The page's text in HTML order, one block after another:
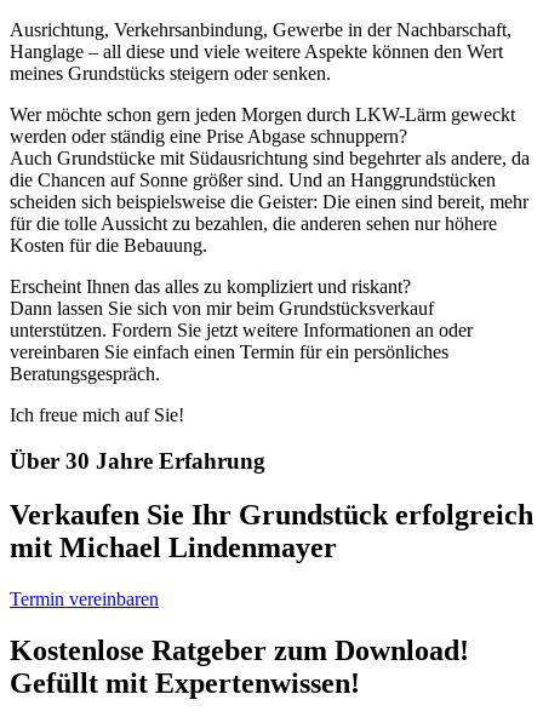
Ausrichtung, Verkehrsanbindung, Gewerbe in der Nachbarschaft,
Hanglage – all diese und viele weitere Aspekte können den Wert
meines Grundstücks steigern oder senken.
Wer möchte schon gern jeden Morgen durch LKW-Lärm geweckt
werden oder ständig eine Prise Abgase schnuppern?
Auch Grundstücke mit Südausrichtung sind begehrter als andere, da
die Chancen auf Sonne größer sind. Und an Hanggrundstücken
scheiden sich beispielsweise die Geister: Die einen sind bereit, mehr
für die tolle Aussicht zu bezahlen, die anderen sehen nur höhere
Kosten für die Bebauung.
Erscheint Ihnen das alles zu kompliziert und riskant?
Dann lassen Sie sich von mir beim Grundstücksverkauf
unterstützen. Fordern Sie jetzt weitere Informationen an oder
vereinbaren Sie einfach einen Termin für ein persönliches
Beratungsgespräch.
Ich freue mich auf Sie!
Über 30 Jahre Erfahrung
Verkaufen Sie Ihr Grundstückerfolgreich
mit Michael Lindenmayer
Termin vereinbaren
Kostenlose Ratgeber zum Download!
Gefüllt mit Expertenwissen!